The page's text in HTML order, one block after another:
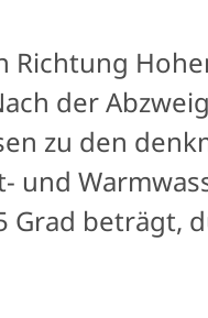
Richtung
der
zu den
und
beträgt,